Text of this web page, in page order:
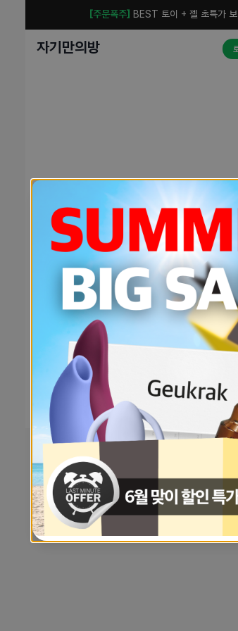
[주문폭주] BEST 토이 + 젤 초특가
자기만의방
예상치 못한 에러입